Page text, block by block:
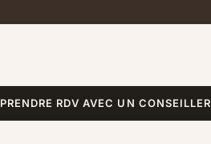
PRENDRE RDV AVEC UN CONSEILLER